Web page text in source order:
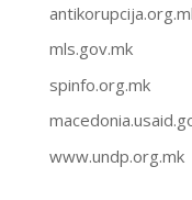
mls.gov.mk
spinfo.org.mk
www.undp.org.mk